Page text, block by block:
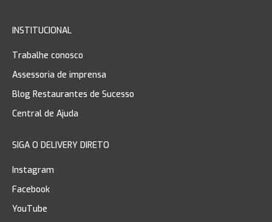
INSTITUCIONAL
Trabalhe conosco
Assessoria de imprensa
Blog Restaurantes de Sucesso
Central de Ajuda
SIGA O DELIVERY DIRETO
Instagram
Facebook
YouTube